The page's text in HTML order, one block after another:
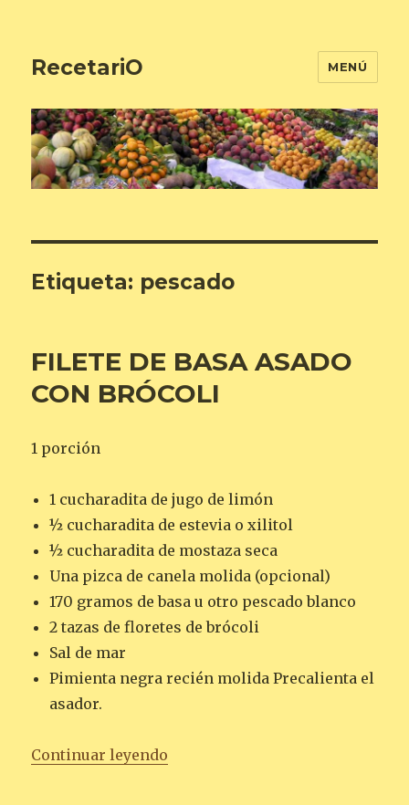
RecetariO MENÚ
Etiqueta: pescado
FILETE DE BASA ASADO
CON BRÓCOLI
1 porción
1 cucharadita de jugo de limón
½ cucharadita de estevia o xilitol
½ cucharadita de mostaza seca
Una pizca de canela molida (opcional)
170 gramos de basa u otro pescado blanco
2 tazas de floretes de brócoli
Sal de mar
Pimienta negra recién molida Precalienta el
asador.
Continuar leyendo